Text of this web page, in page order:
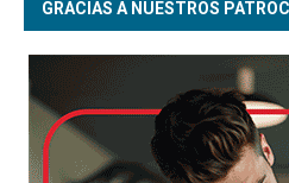
GRACIAS A NUESTROS